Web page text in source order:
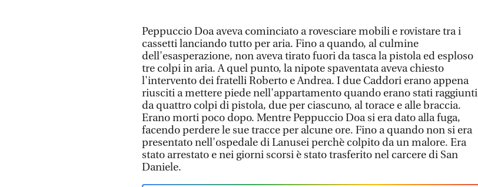
Peppuccio Doa aveva cominciato a rovesciare mobili e rovistare tra i
cassetti lanciando tutto per aria. Fino a quando, al culmine
dell'esasperazione, non aveva tirato fuori da tasca la pistola ed esploso
tre colpi in aria. A quel punto, la nipote spaventata aveva chiesto
l'intervento dei fratelli Roberto e Andrea. I due Caddori erano appena
riusciti a mettere piede nell'appartamento quando erano stati raggiunti
da quattro colpi di pistola, due per ciascuno, al torace e alle braccia.
Erano morti poco dopo. Mentre Peppuccio Doa si era dato alla fuga,
facendo perdere le sue tracce per alcune ore. Fino a quando non si era
presentato nell'ospedale di Lanusei perchè colpito da un malore. Era
stato arrestato e nei giorni scorsi è stato trasferito nel carcere di San
Daniele.